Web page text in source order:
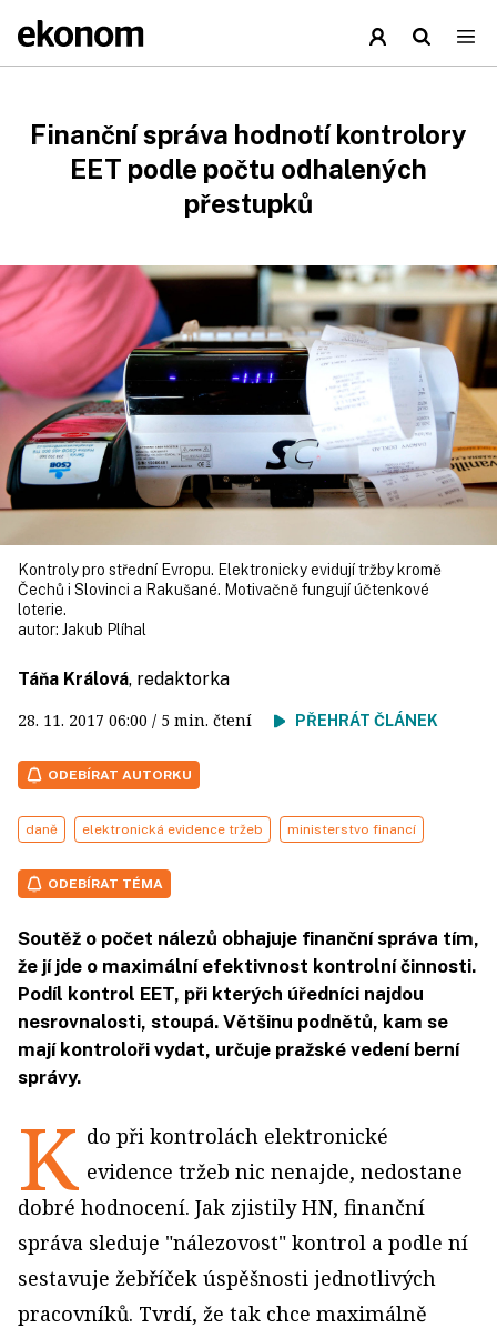
Finanční správa hodnotí kontrolory
EET podle počtu odhalených
přestupků
Kontroly pro střední Evropu. Elektronicky evidují tržby kromě
Čechů i Slovinci a Rakušané. Motivačně fungují účtenkové
loterie.
autor: Jakub Plíhal
Táňa Králová, redaktorka
28. 11. 2017 06:00 / 5 min. čtení PŘEHRÁT ČLÁNEK
ODEBÍRAT AUTORKU
daně elektronická evidence tržeb ministerstvo financí
ODEBÍRAT TÉMA
Soutěž o počet nálezů obhajuje finanční správa tím,
že jí jde o maximální efektivnost kontrolní činnosti.
Podíl kontrol EET, při kterých úředníci najdou
nesrovnalosti, stoupá. Většinu podnětů, kam se
mají kontroloři vydat, určuje pražské vedení berní
správy.
K do při kontrolách elektronické
evidence tržeb nic nenajde, nedostane
dobré hodnocení. Jak zjistily HN, finanční
správa sleduje "nálezovost" kontrol a podle ní
sestavuje žebříček úspěšnosti jednotlivých
pracovníků. Tvrdí, že tak chce maximálně